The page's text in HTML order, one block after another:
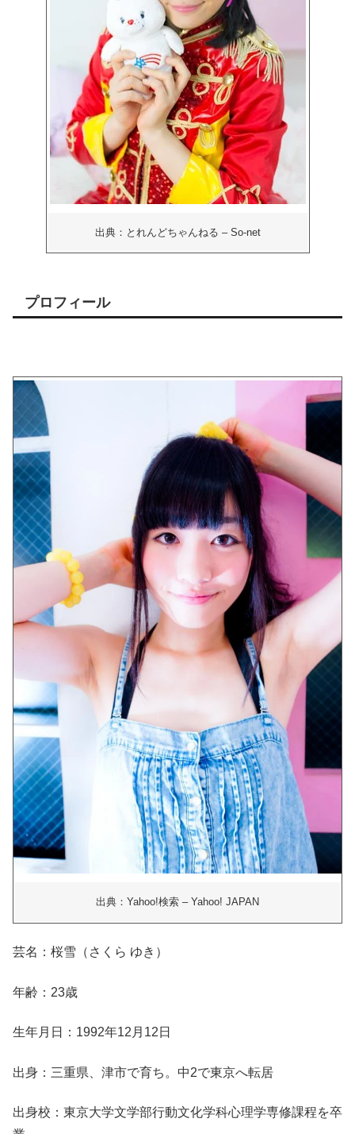
出典：とれんどちゃんねる – So-net
プロフィール
出典：Yahoo!検索 – Yahoo! JAPAN
芸名：桜雪（さくら ゆき）
年齢：23歳
生年月日：1992年12月12日
出身：三重県、津市で育ち。中2で東京へ転居
出身校：東京大学文学部行動文化学科心理学専修課程を卒